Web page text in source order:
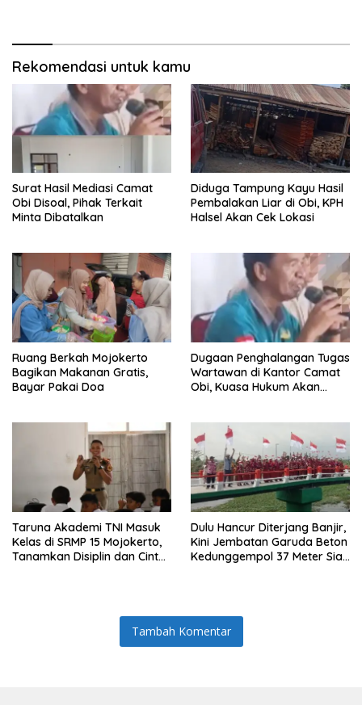
Rekomendasi untuk kamu
Surat Hasil Mediasi Camat
Obi Disoal, Pihak Terkait
Minta Dibatalkan
Diduga Tampung Kayu Hasil
Pembalakan Liar di Obi, KPH
Halsel Akan Cek Lokasi
Ruang Berkah Mojokerto
Bagikan Makanan Gratis,
Bayar Pakai Doa
Dugaan Penghalangan Tugas
Wartawan di Kantor Camat
Obi, Kuasa Hukum Akan
Taruna Akademi TNI Masuk
Kelas di SRMP 15 Mojokerto,
Tanamkan Disiplin dan Cinta
Dulu Hancur Diterjang Banjir,
Kini Jembatan Garuda Beton
Kedunggempol 37 Meter Siap
Tambah Komentar